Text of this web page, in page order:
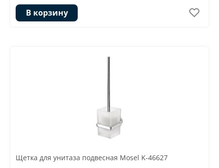
В корзину
Щетка для унитаза подвесная Mosel K-46627